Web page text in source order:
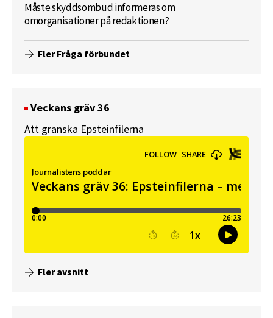
Måste skyddsombud informeras om
omorganisationer på redaktionen?
Fler Fråga förbundet
Veckans gräv 36
Att granska Epsteinfilerna
Fler avsnitt